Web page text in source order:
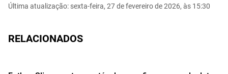
Última atualização: sexta-feira, 27 de fevereiro de 2026, às 15:30
RELACIONADOS